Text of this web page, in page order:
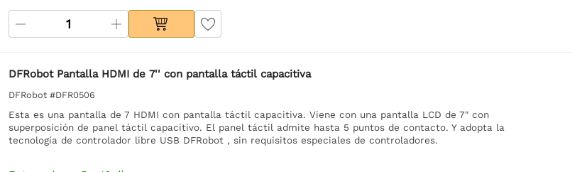
DFRobot Pantalla HDMI de 7'' con pantalla táctil capacitiva
DFRobot #DFR0506
Esta es una pantalla de 7 HDMI con pantalla táctil capacitiva. Viene con una pantalla LCD de 7" con
superposición de panel táctil capacitivo. El panel táctil admite hasta 5 puntos de contacto. Y adopta la
tecnología de controlador libre USB DFRobot , sin requisitos especiales de controladores.